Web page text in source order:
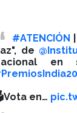
#ATENCIÓN
de
en
en…